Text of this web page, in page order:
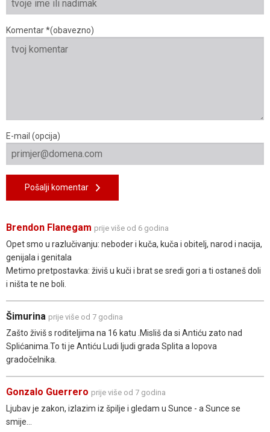
Komentar *(obavezno)
E-mail (opcija)
Pošalji komentar
Brendon Flanegam prije više od 6 godina
Opet smo u razlučivanju: neboder i kuča, kuča i obitelj, narod i nacija,
genijala i genitala
Metimo pretpostavka: živiš u kuči i brat se sredi gori a ti ostaneš doli
i ništa te ne boli.
Šimurina prije više od 7 godina
Zašto živiš s roditeljima na 16 katu .Misliš da si Antiću zato nad
Splićanima.To ti je Antiću Ludi ljudi grada Splita a lopova
gradočelnika.
Gonzalo Guerrero prije više od 7 godina
Ljubav je zakon, izlazim iz špilje i gledam u Sunce - a Sunce se
smije...